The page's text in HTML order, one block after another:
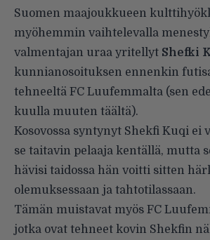
Suomen maajoukkueen
myöhemmin vaihtelevalla
valmentajan uraa yritellyt Shefki
kunnianosoituksen ennenkin
tehneeltä FC Luufemmalta (sen
kuulla muuten täältä).
Kosovossa syntynyt Shekfi Kuqi ei
se taitavin pelaaja kentällä, mutta
hävisi taidossa hän voitti sitten
olemuksessaan ja tahtotilassaan.
Tämän muistavat myös FC
jotka ovat tehneet kovin Shekfin